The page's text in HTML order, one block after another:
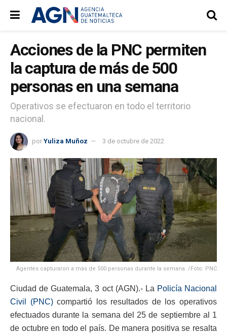
Acciones de la PNC permiten
la captura de más de 500
personas en una semana
Operativos se efectuaron en todo el territorio
nacional.
por Yuliza Muñoz 3 de octubre de 2022
Agentes capturaron a más de 500 personas durante la semana. /Foto: PNC
Ciudad de Guatemala, 3 oct (AGN).- La Policía Nacional
Civil (PNC)compartió los resultados de los operativos
efectuados durante la semana del 25 de septiembre al 1
de octubre en todo el país. De manera positiva se resalta